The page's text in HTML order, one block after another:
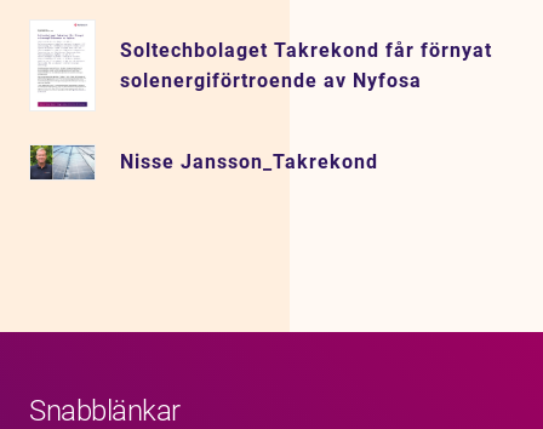
Soltechbolaget Takrekond får förnyat
solenergiförtroende av Nyfosa
Nisse Jansson_Takrekond
Snabblänkar